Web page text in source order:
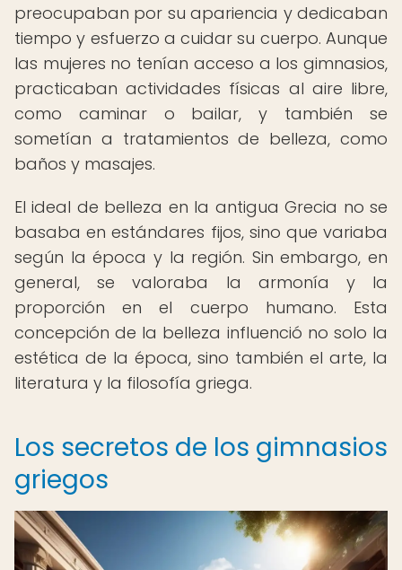
preocupaban por su apariencia y dedicaban
tiempo y esfuerzo a cuidar su cuerpo. Aunque
las mujeres no tenían acceso a los gimnasios,
practicaban actividades físicas al aire libre,
como caminar o bailar, y también se
sometían a tratamientos de belleza, como
baños y masajes.
El ideal de belleza en la antigua Grecia no se
basaba en estándares fijos, sino que variaba
según la época y la región. Sin embargo, en
general, se valoraba la armonía y la
proporción en el cuerpo humano. Esta
concepción de la belleza influenció no solo la
estética de la época, sino también el arte, la
literatura y la filosofía griega.
Los secretos de los gimnasios
griegos